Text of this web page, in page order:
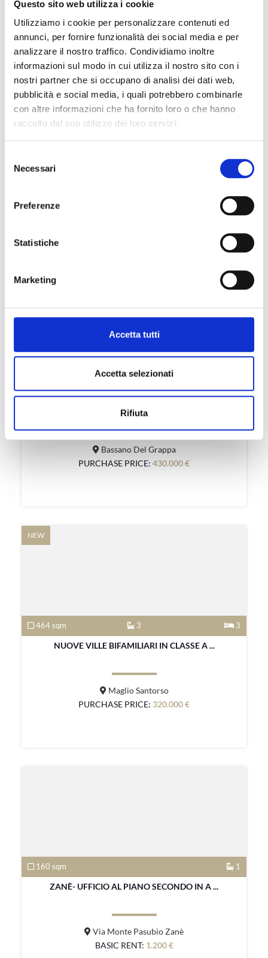
Questo sito web utilizza i cookie
Utilizziamo i cookie per personalizzare contenuti ed
annunci, per fornire funzionalità dei social media e per
analizzare il nostro traffico. Condividiamo inoltre
informazioni sul modo in cui utilizza il nostro sito con i
nostri partner che si occupano di analisi dei dati web,
pubblicità e social media, i quali potrebbero combinarle
con altre informazioni che ha fornito loro o che hanno
raccolto dal suo utilizzo dei loro servizi.
delNecessari
Preferenze
Statistiche
Marketing
Accetta tutti
Accetta selezionati
Rifiuta
Bassano Del Grappa
PURCHASE PRICE: 430.000 €
NEW
464 sqm 3 3
NUOVE VILLE BIFAMILIARI IN CLASSE A ...
Maglio Santorso
PURCHASE PRICE: 320.000 €
160 sqm 1
ZANÈ- UFFICIO AL PIANO SECONDO IN A ...
Via Monte Pasubio Zanè
BASIC RENT: 1.200 €